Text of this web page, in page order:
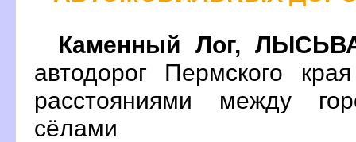
Каменный Лог,
автодорог Пермского
расстояниями между
сёлами